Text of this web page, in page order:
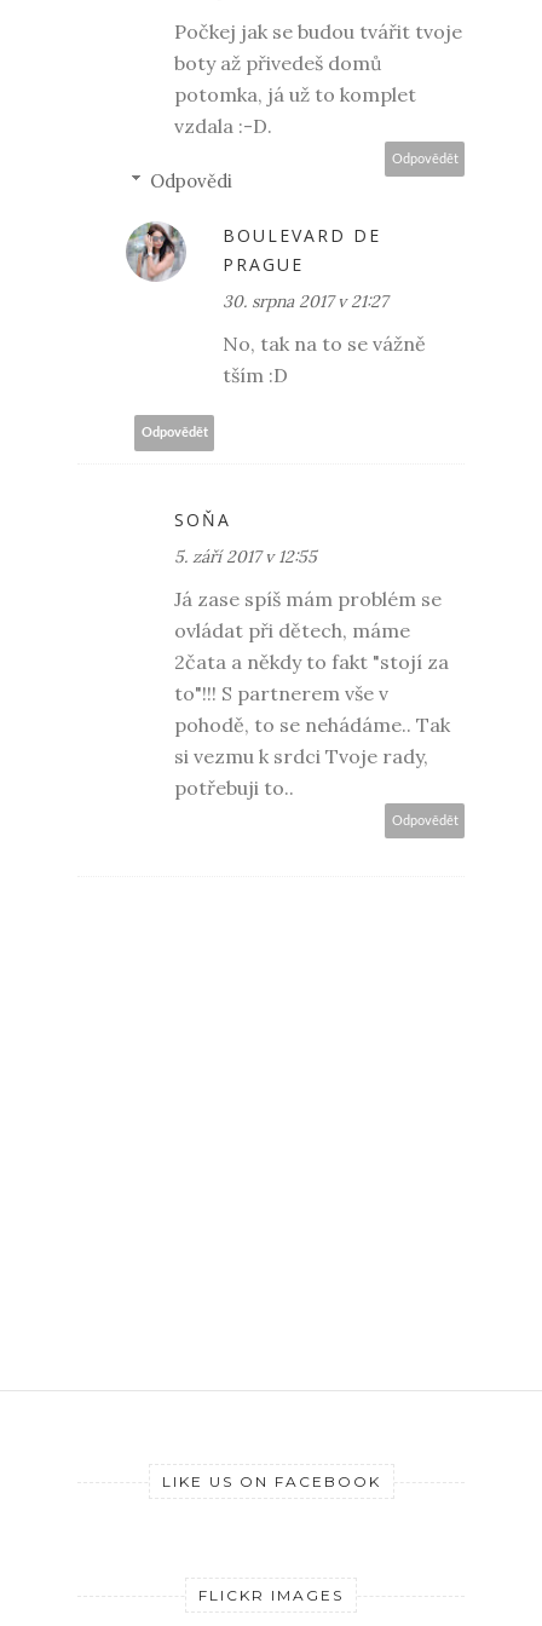
Počkej jak se budou tvářit tvoje
boty až přivedeš domů
potomka, já už to komplet
vzdala :-D.
Odpovědět
Odpovědi
BOULEVARD DE
PRAGUE
30. srpna 2017 v 21:27
No, tak na to se vážně
tším :D
Odpovědět
SOŇA
5. září 2017 v 12:55
Já zase spíš mám problém se
ovládat při dětech, máme
2čata a někdy to fakt "stojí za
to"!!! S partnerem vše v
pohodě, to se nehádáme.. Tak
si vezmu k srdci Tvoje rady,
potřebuji to..
Odpovědět
LIKE US ON FACEBOOK
FLICKR IMAGES